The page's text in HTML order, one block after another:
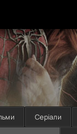
Серіали